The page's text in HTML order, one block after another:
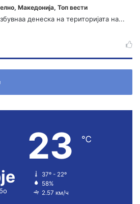
, Македонија, Топ вести
денеска на територијата на...
23 ℃
37º - 22º
58%
2.57 км/ч